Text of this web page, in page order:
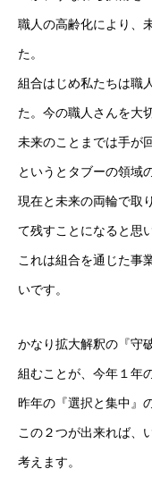
職人の高齢化により、
た。
組合はじめ私たちは職
た。今の職人さんを大
未来のことまでは手が
というとタブーの領域
現在と未来の両輪で取
て残すことになると思
これは組合を通じた事
いです。
かなり拡大解釈の『守
組むことが、今年１年
昨年の『選択と集中』
この２つが出来れば、
考えます。